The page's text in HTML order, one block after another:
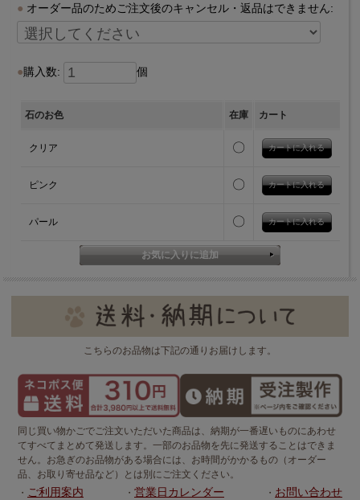
オーダー品のためご注文後のキャンセル・返品はできません:
購入数: 個
石のお色 在庫 カート
クリア 〇
ピンク 〇
パール 〇
こちらのお品物は下記の通りお届けします。
同じ買い物かごでご注文いただいた商品は、納期が一番遅いものにあわせ
てすべてまとめて発送します。一部のお品物を先に発送することはできま
せん。お急ぎのお品物がある場合には、お時間がかかるもの（オーダー
品、お取り寄せ品など）とは別にご注文ください。
・ ご利用案内 ・ 営業日カレンダー ・ お問い合わせ